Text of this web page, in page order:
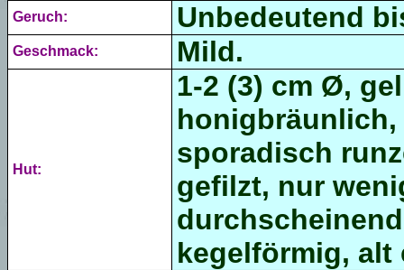
Geruch: Unbedeutend
Geschmack: Mild.
Hut:
1-2 (3) cm Ø,
honigbräunlich,
sporadisch
gefilzt, nur
kegelförmig, alt